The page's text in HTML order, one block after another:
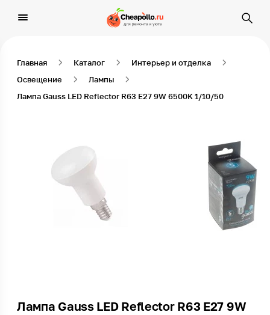
Главная Каталог
Интерьер и отделка
Освещение
Лампы
Лампа Gauss LED Reflector R63 E27 9W 6500K 1/10/50
Лампа Gauss LED Reflector R63 E27 9W